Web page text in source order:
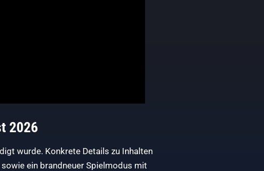
2026
wurde. Konkrete Details zu Inhalten
ein brandneuer Spielmodus mit